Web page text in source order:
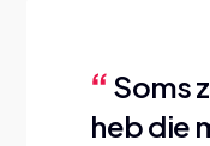
Soms
heb die